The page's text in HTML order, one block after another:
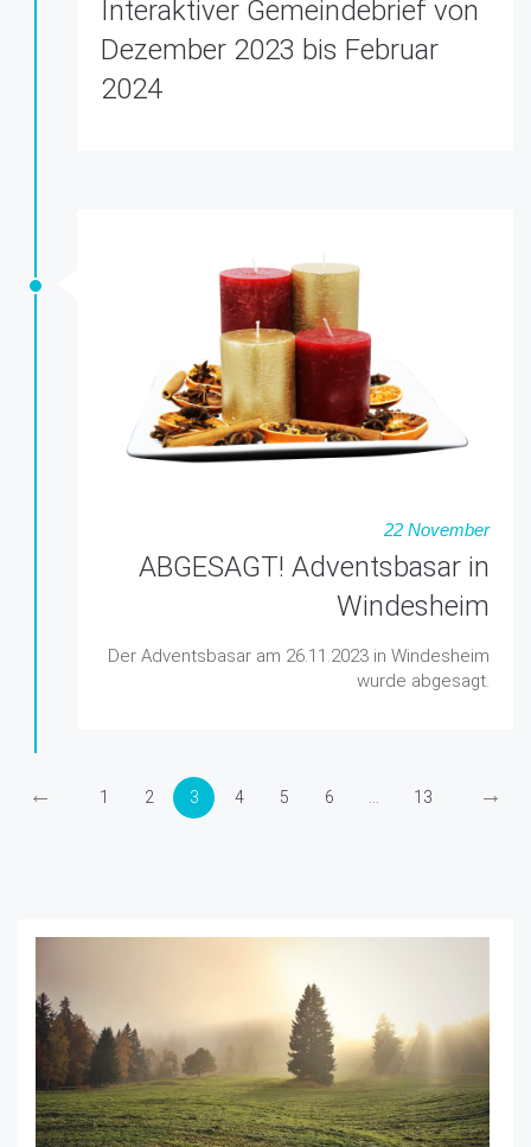
Interaktiver Gemeindebrief von
Dezember 2023 bis Februar
2024
22 November
ABGESAGT! Adventsbasar in
Windesheim
Der Adventsbasar am 26.11.2023 in Windesheim
wurde abgesagt.
← 1 2 3 4 5 6 13 →